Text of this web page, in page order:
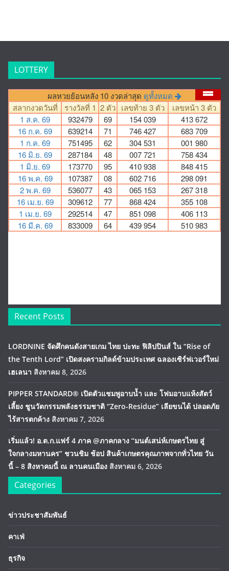
LOTTERY
Recent Posts
LORDNINE จัดศึกคนดังสายเกม ไทย ปะทะ ฟิลิปปินส์ ใน “Rise of
the Tenth Lord” เปิดสงครามกิลด์ข้ามประเทศ ฉลองเซิร์ฟเวอร์ใหม่
เฮเลนา สิงหาคม 8, 2026
PIPPER STANDARD® เปิดตัวแชมพูอาบน้ำ และ โฟมอาบแห้งสัตว์
เลี้ยง ชูนวัตกรรมพลังธรรมชาติ “Zero-Residue” เลียขนได้ ปลอดภัย
ไร้สารตกค้าง สิงหาคม 7, 2026
เริ่มแล้ว! อ.ต.ก.แฟร์ 4 ภาค @ภาคกลาง “มนต์เสน่ห์เกษตรไทย สู่
ใจกลางมหานคร” ชวนชิม ช้อป สินค้าเกษตรคุณภาพจากทั่วไทย วัน
นี้ – 8 สิงหาคมนี้ ณ ลานคนเมือง สิงหาคม 6, 2026
Categories
ข่าวประชาสัมพันธ์
คาเฟ่
ธุรกิจ